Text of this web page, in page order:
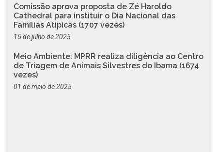
Comissão aprova proposta de Zé Haroldo
Cathedral para instituir o Dia Nacional das
Famílias Atípicas (1707 vezes)
15 de julho de 2025
Meio Ambiente: MPRR realiza diligência ao Centro
de Triagem de Animais Silvestres do Ibama (1674
vezes)
01 de maio de 2025